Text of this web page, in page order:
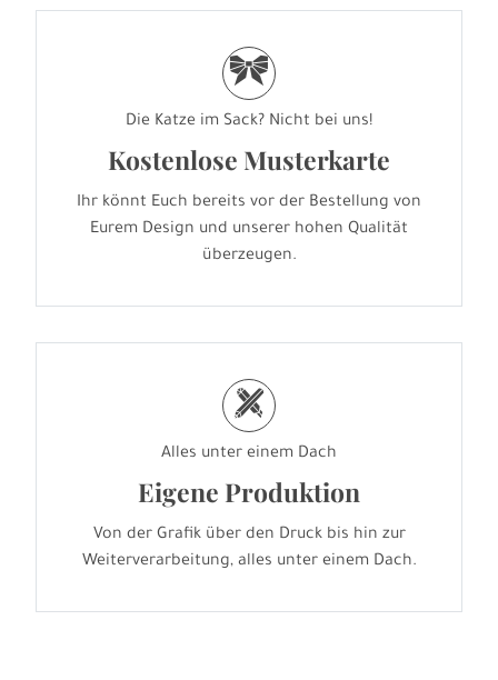
r
Die Katze im Sack? Nicht bei uns!
Kostenlose Musterkarte
Ihr könnt Euch bereits vor der Bestellung von
Eurem Design und unserer hohen Qualität
überzeugen.
h
Alles unter einem Dach
Eigene Produktion
Von der Grafik über den Druck bis hin zur
Weiterverarbeitung, alles unter einem Dach.